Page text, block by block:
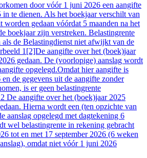
door vóór 1 juni 2026 een aangifte
te dienen. Als het boekjaar verschilt van
worden gedaan vóórdat 5 maanden na het
boekjaar zijn verstreken. Belastingrente
de Belastingdienst niet afwijkt van de
1[2]De aangifte over het (boek)jaar
gedaan. De (voorlopige) aanslag wordt
opgelegd.Omdat hier aangifte is
de gegevens uit de aangifte zonder
is er geen belastingrente
De aangifte over het (boek)jaar 2025
Hierna wordt een (ten opzichte van
aanslag opgelegd met dagtekening 6
wel belastingrente in rekening gebracht
tot en met 17 september 2026 (6 weken
omdat niet vóór 1 juni 2026